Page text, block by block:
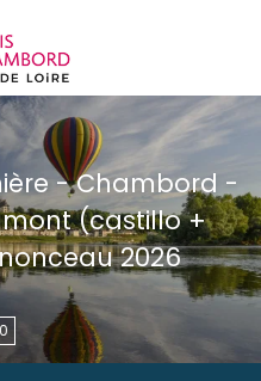
- Chambord -
(castillo +
2026